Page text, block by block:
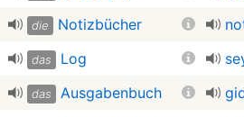
die Notizbücher
das Log
das Ausgabenbuch